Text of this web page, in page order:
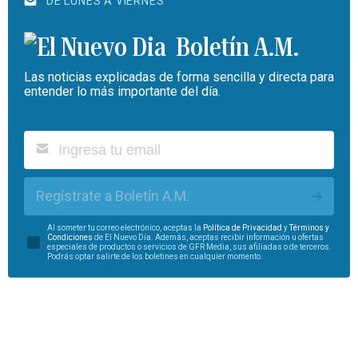
Boletín A.M.
Las noticias explicadas de forma sencilla y directa para
entender lo más importante del día.
Regístrate a Boletín A.M.
Al someter tu correo electrónico, aceptas la Política de Privacidad yTérminos y
Condiciones de El Nuevo Día. Además, aceptas recibir información u ofertas
especiales de productos o servicios de GFR Media, sus afiliadas o de terceros.
Podrás optar salirte de los boletines en cualquier momento.